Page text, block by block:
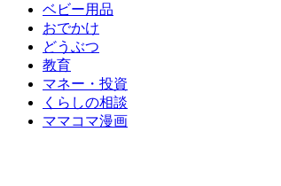
ベビー用品
おでかけ
どうぶつ
教育
マネー・投資
くらしの相談
ママコマ漫画